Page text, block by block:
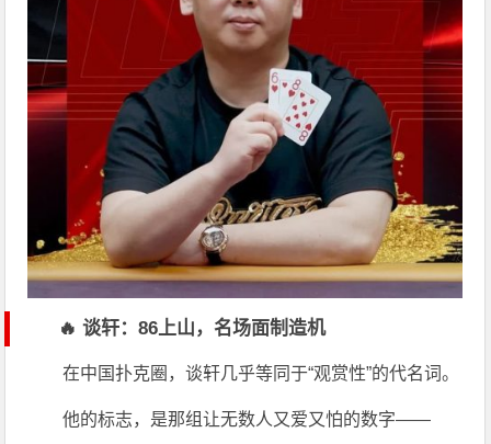
🔥 谈轩：86上山，名场面制造机
在中国扑克圈，谈轩几乎等同于“观赏性”的代名词。
他的标志，是那组让无数人又爱又怕的数字——